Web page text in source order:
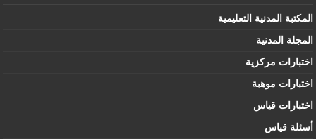
المكتبة المدنية التعليمية
المجلة المدنية
اختبارات مركزية
اختبارات موهبة
اختبارات قياس
أسئلة قياس